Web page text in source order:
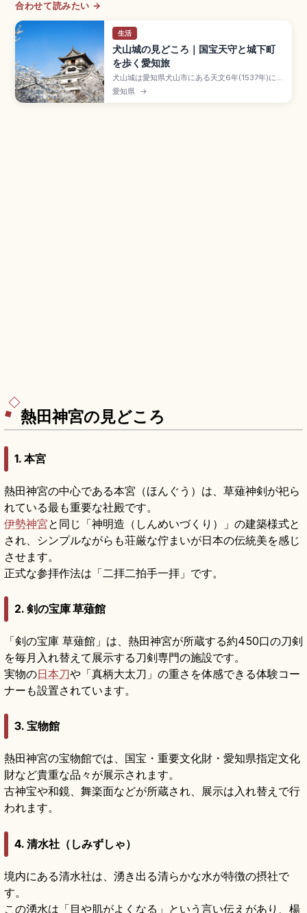
合わせて読みたい →
生活
犬山城の見どころ｜国宝天守と城下町
を歩く愛知旅
犬山城は愛知県犬山市にある天文6年(1537年)に織
田信康が築城したと伝わる天守が国宝の名城で、
姫路・松本・彦根・松江と並ぶ国宝五城のひとつ
愛知県 →
熱田神宮の見どころ
1. 本宮
熱田神宮の中心である本宮（ほんぐう）は、草薙神剣が祀ら
れている最も重要な社殿です。
伊勢神宮と同じ「神明造（しんめいづくり）」の建築様式と
され、シンプルながらも荘厳な佇まいが日本の伝統美を感じ
させます。
正式な参拝作法は「二拝二拍手一拝」です。
2. 剣の宝庫 草薙館
「剣の宝庫 草薙館」は、熱田神宮が所蔵する約450口の刀剣
を毎月入れ替えて展示する刀剣専門の施設です。
実物の日本刀や「真柄大太刀」の重さを体感できる体験コー
ナーも設置されています。
3. 宝物館
熱田神宮の宝物館では、国宝・重要文化財・愛知県指定文化
財など貴重な品々が展示されます。
古神宝や和鏡、舞楽面などが所蔵され、展示は入れ替えで行
われます。
4. 清水社（しみずしゃ）
境内にある清水社は、湧き出る清らかな水が特徴の摂社で
す。
この湧水は「目や肌がよくなる」という言い伝えがあり、楊